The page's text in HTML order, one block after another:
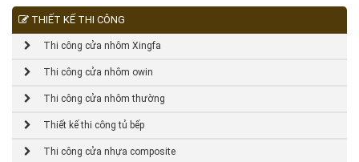
THIẾT KẾ THI CÔNG
Thi công cửa nhôm Xingfa
Thi công cửa nhôm owin
Thi công cửa nhôm thường
Thiết kế thi công tủ bếp
Thi công cửa nhựa composite